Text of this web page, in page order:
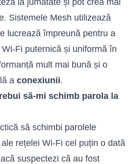
Sistemele Mesh utilizează
lucrează împreună pentru a
Fi puternică și uniformă în
mult mai bună și o
a conexiunii.
să-mi schimb parola la
să schimbi parolele
rețelei Wi-Fi cel puțin o dată
suspectezi că au fost